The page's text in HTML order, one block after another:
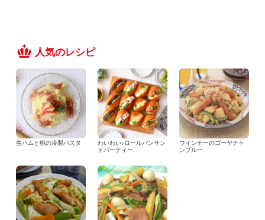
人気のレシピ
生ハムと桃の冷製パスタ
わいわい♪ロールパンサン
ドパーティー
ウインナーのゴーヤチャ
ンプルー